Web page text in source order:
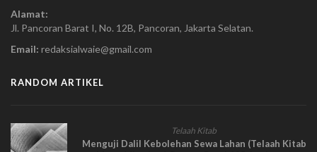
Alamat:
Jl. Pancoran Barat I, No. 12B, Pancoran, Jakarta Selatan.
Email: redaksialwaie@gmail.com
RANDOM ARTIKEL
Telaah Kitab
Menguji Dalil Kebolehan Sewa Lahan (Telaah Kitab